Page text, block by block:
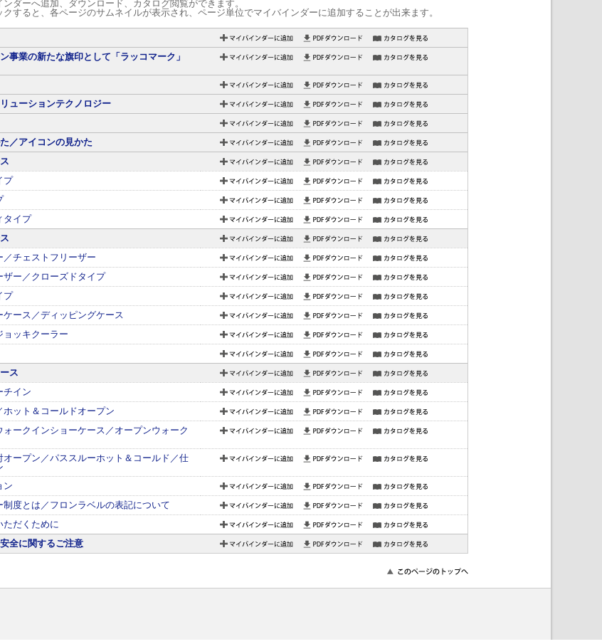
ダーへ追加、ダウンロード、カタログ閲覧ができます。
クすると、各ページのサムネイルが表示され、ページ単位でマイバインダーに追加することが出来ます。
事業の新たな旗印として「ラッコマーク」
ューションテクノロジー
／アイコンの見かた
プ
タイプ
／チェストフリーザー
ザー／クローズドタイプ
プ
ケース／ディッピングケース
ョッキクーラー
ス
チイン
ホット＆コールドオープン
ォークインショーケース／オープンウォーク
オープン／パススルーホット＆コールド／仕
ン
制度とは／フロンラベルの表記について
ただくために
全に関するご注意